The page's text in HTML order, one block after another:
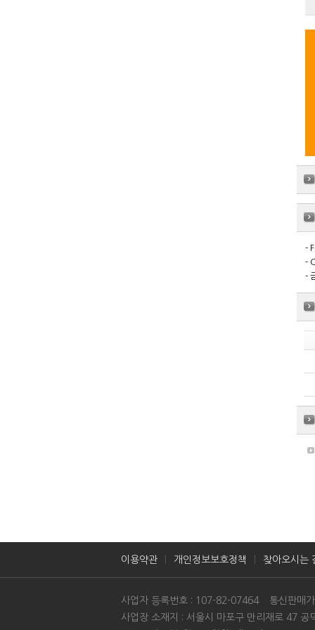
-
-
-
이용약관 개인정보보호정책 찾아오시는
사업자 등록번호 : 107-82-07464
통신판매
사업장 소재지 : 서울시 마포구 만리재로 47 공